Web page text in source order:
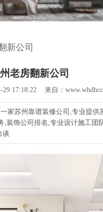
新公司
老房翻新公司
29 17:18:22 来自：
家苏州靠谱装修公司,专业提供
,装饰公司排名,专业设计施工团
谈